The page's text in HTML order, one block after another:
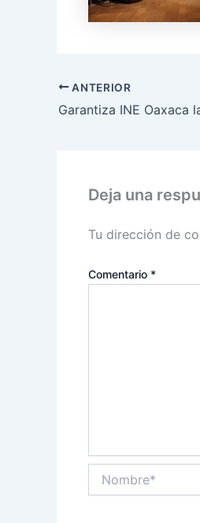
ANTERIOR
Deja una
Tu dirección de
Comentario *